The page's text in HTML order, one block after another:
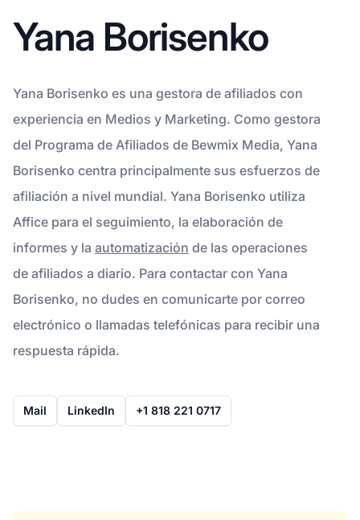
Yana Borisenko
Yana Borisenko es una gestora de afiliados con
experiencia en Medios y Marketing. Como gestora
del Programa de Afiliados de Bewmix Media, Yana
Borisenko centra principalmente sus esfuerzos de
afiliación a nivel mundial. Yana Borisenko utiliza
Affice para el seguimiento, la elaboración de
informes y la automatización de las operaciones
de afiliados a diario. Para contactar con Yana
Borisenko, no dudes en comunicarte por correo
electrónico o llamadas telefónicas para recibir una
respuesta rápida.
Mail LinkedIn +1 818 221 0717